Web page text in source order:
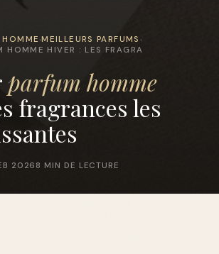
HOMME ›MEILLEURS PARFUMS ›
HOMME HIVER : LES FRAGRA
parfum homme
fragrances les
20268 MIN DE LECTURE